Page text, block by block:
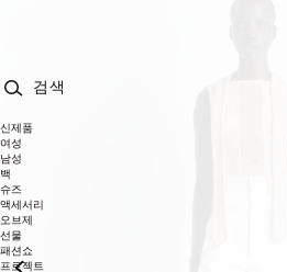
신제품
여성
남성
백
슈즈
액세서리
오브제
선물
패션쇼
프로젝트